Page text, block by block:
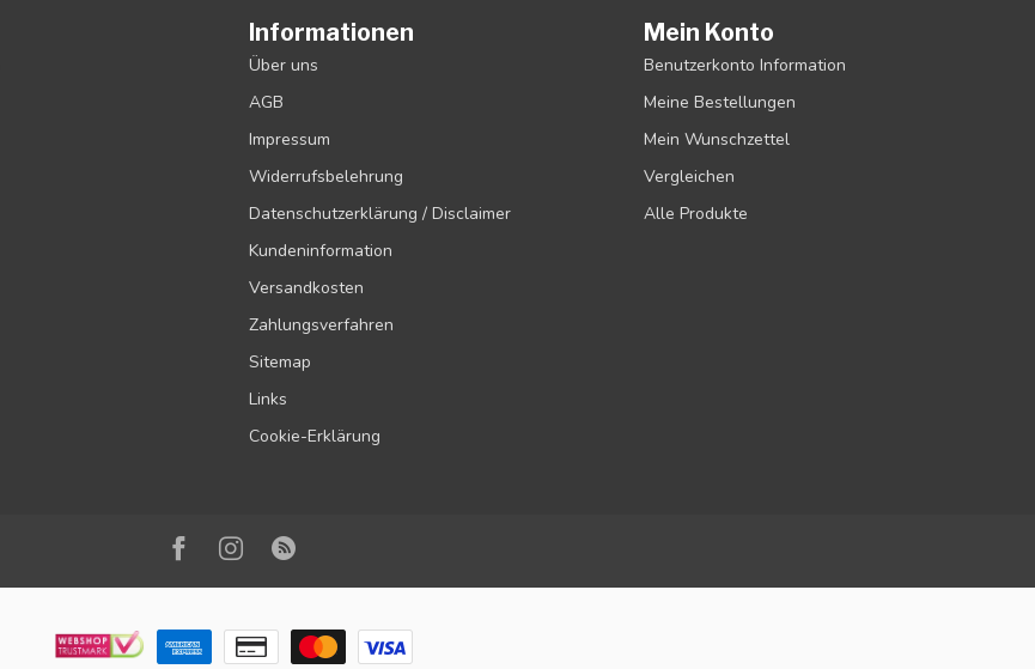
Informationen
Über uns
AGB
Impressum
Widerrufsbelehrung
Datenschutzerklärung / Disclaimer
Kundeninformation
Versandkosten
Zahlungsverfahren
Sitemap
Links
Cookie-Erklärung
Mein Konto
Benutzerkonto Information
Meine Bestellungen
Mein Wunschzettel
Vergleichen
Alle Produkte